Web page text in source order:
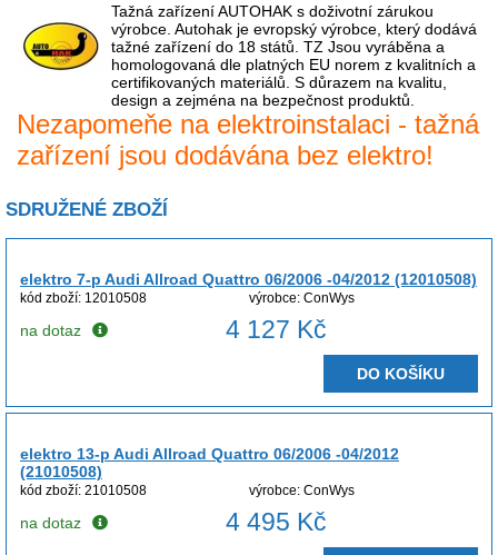
Tažná zařízení AUTOHAK s doživotní zárukou
výrobce. Autohak je evropský výrobce, který dodává
tažné zařízení do 18 států. TZ Jsou vyráběna a
homologovaná dle platných EU norem z kvalitních a
certifikovaných materiálů. S důrazem na kvalitu,
design a zejména na bezpečnost produktů.
Nezapomeňe na elektroinstalaci - tažná
zařízení jsou dodávána bez elektro!
SDRUŽENÉ ZBOŽÍ
elektro 7-p Audi Allroad Quattro 06/2006 -04/2012 (12010508)
kód zboží: 12010508 výrobce: ConWys
na dotaz 4 127 Kč
DO KOŠÍKU
elektro 13-p Audi Allroad Quattro 06/2006 -04/2012
(21010508)
kód zboží: 21010508 výrobce: ConWys
na dotaz 4 495 Kč